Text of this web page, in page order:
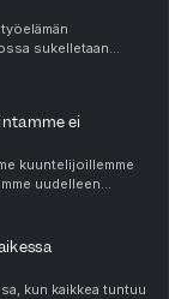
sukelletaan
yhä
ei
kuuntelijoillemme
uudelleen
kuin jopa
kun kaikkea tuntuu